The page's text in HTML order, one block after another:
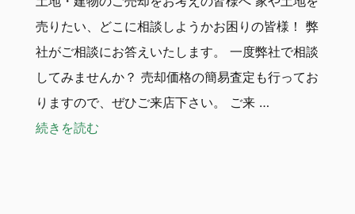
売りたい、どこに相談しようかお困りの皆様！ 弊
社がご相談にお答えいたします。 一度弊社で相談
してみませんか？ 売却価格の簡易査定も行ってお
りますので、ぜひご来店下さい。 ご来 …
続きを読む“【不動産の売却ご相談ください！】”